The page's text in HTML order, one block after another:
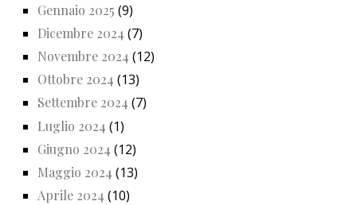
Gennaio 2025 (9)
Dicembre 2024 (7)
Novembre 2024 (12)
Ottobre 2024 (13)
Settembre 2024 (7)
Luglio 2024 (1)
Giugno 2024 (12)
Maggio 2024 (13)
Aprile 2024 (10)